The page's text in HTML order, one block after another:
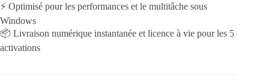
⚡ Optimisé pour les performances et le multitâche sous
Windows
📦 Livraison numérique instantanée et licence à vie pour les 5
activations